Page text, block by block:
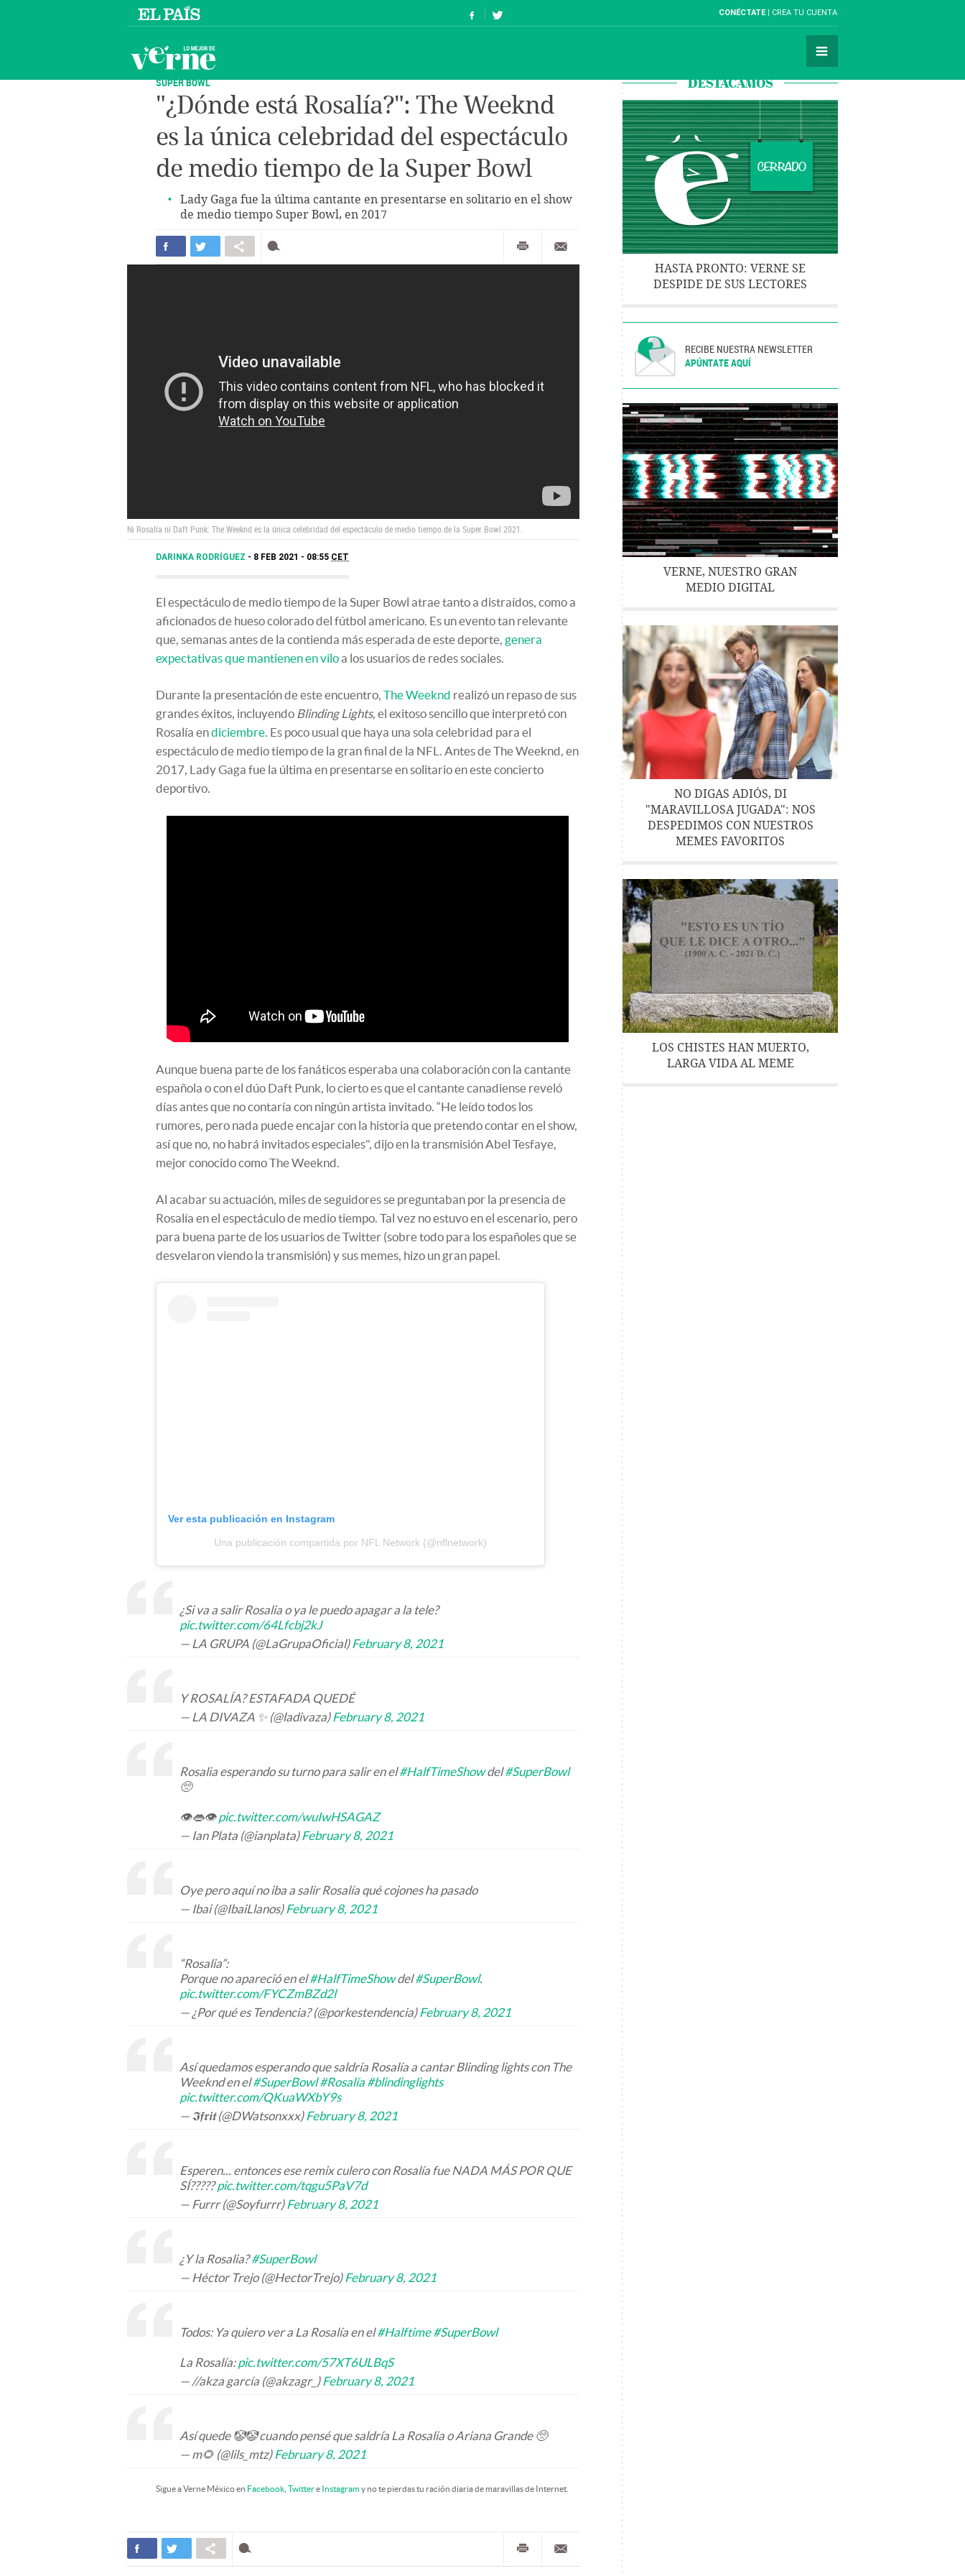
CONÉCTATE CREA TU CUENTA
SUPER BOWL
"¿Dónde está Rosalía?": The Weeknd
es la única celebridad del espectáculo
de medio tiempo de la Super Bowl
Lady Gaga fue la última cantante en presentarse en solitario en el show
de medio tiempo Super Bowl, en 2017
Ni Rosalía ni Daft Punk: The Weeknd es la única celebridad del espectáculo de medio tiempo de la Super Bowl 2021.
DARINKA RODRÍGUEZ 8 FEB 2021 - 08:55 CET
El espectáculo de medio tiempo de la Super Bowl atrae tanto a distraídos, como a
aficionados de hueso colorado del fútbol americano. Es un evento tan relevante
que, semanas antes de la contienda más esperada de este deporte, genera
expectativas que mantienen en viloa los usuarios de redes sociales.
Durante la presentación de este encuentro, The Weeknd realizó un repaso de sus
grandes éxitos, incluyendo Blinding Lights, el exitoso sencillo que interpretó con
Rosalía endiciembre. Es poco usual que haya una sola celebridad para el
espectáculo de medio tiempo de la gran final de la NFL. Antes de The Weeknd, en
2017, Lady Gaga fue la última en presentarse en solitario en este concierto
deportivo.
Aunque buena parte de los fanáticos esperaba una colaboración con la cantante
española o con el dúo Daft Punk, lo cierto es que el cantante canadiense reveló
días antes que no contaría con ningún artista invitado. “He leído todos los
rumores, pero nada puede encajar con la historia que pretendo contar en el show,
así que no, no habrá invitados especiales", dijo en la transmisión Abel Tesfaye,
mejor conocido como The Weeknd.
Al acabar su actuación, miles de seguidores se preguntaban por la presencia de
Rosalía en el espectáculo de medio tiempo. Tal vez no estuvo en el escenario, pero
para buena parte de los usuarios de Twitter (sobre todo para los españoles que se
desvelaron viendo la transmisión) y sus memes, hizo un gran papel.
Ver esta publicación en Instagram
Una publicación compartida por NFL Network (@nflnetwork)
¿Si va a salir Rosalia o ya le puedo apagar a la tele?
pic.twitter.com/64Lfcbj2kJ
— LA GRUPA (@LaGrupaOficial)February 8, 2021
Y ROSALÍA? ESTAFADA QUEDÉ
— LA DIVAZA ✨ (@ladivaza)February 8, 2021
Rosalia esperando su turno para salir en el#HalfTimeShowdel#SuperBowl
🥺
👁👄👁pic.twitter.com/wuIwHSAGAZ
— Ian Plata (@ianplata)February 8, 2021
Oye pero aquí no iba a salir Rosalía qué cojones ha pasado
— Ibai (@IbaiLlanos)February 8, 2021
“Rosalia”:
Porque no apareció en el#HalfTimeShowdel#SuperBowl.
pic.twitter.com/FYCZmBZd2l
— ¿Por qué es Tendencia? (@porkestendencia)February 8, 2021
Así quedamos esperando que saldría Rosalía a cantar Blinding lights con The
Weeknd en el#SuperBowl #Rosalía #blindinglights
pic.twitter.com/QKuaWXbY9s
— 𝕴𝖋𝖗𝖎𝖙 (@DWatsonxxx)February 8, 2021
Esperen... entonces ese remix culero con Rosalía fue NADA MÁS POR QUE
SÍ?????pic.twitter.com/tqgu5PaV7d
— Furrr (@Soyfurrr)February 8, 2021
¿Y la Rosalia?#SuperBowl
— Héctor Trejo (@HectorTrejo)February 8, 2021
Todos: Ya quiero ver a La Rosalía en el#Halftime #SuperBowl
La Rosalía:pic.twitter.com/57XT6ULBqS
— //akza garcía (@akzagr_)February 8, 2021
Así quede 🤡🤡 cuando pensé que saldría La Rosalia o Ariana Grande 🥺
— m🌻 (@lils_mtz)February 8, 2021
Sigue a Verne México en Facebook Twittere Instagramy no te pierdas tu ración diaria de maravillas de Internet.
DESTACAMOS
HASTA PRONTO: VERNE SE
DESPIDE DE SUS LECTORES
RECIBE NUESTRA NEWSLETTER
APÚNTATE AQUÍ
VERNE, NUESTRO GRAN
MEDIO DIGITAL
NO DIGAS ADIÓS, DI
"MARAVILLOSA JUGADA": NOS
DESPEDIMOS CON NUESTROS
MEMES FAVORITOS
LOS CHISTES HAN MUERTO,
LARGA VIDA AL MEME